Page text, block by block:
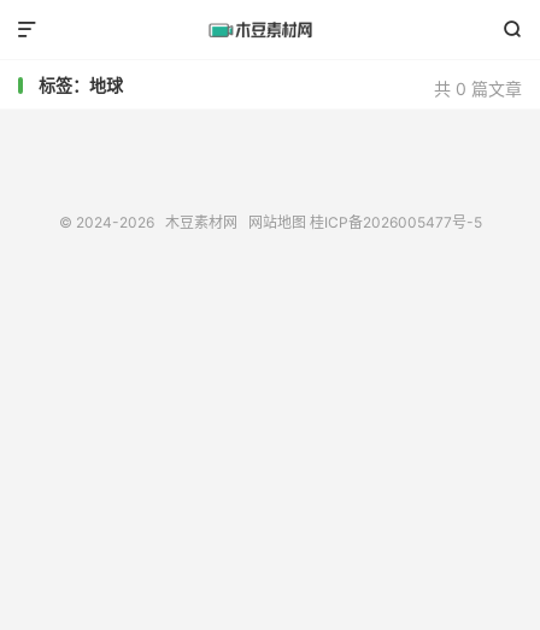


共 0 篇文章
标签：地球
© 2024-2026 木豆素材网 网站地图 桂ICP备2026005477号-5